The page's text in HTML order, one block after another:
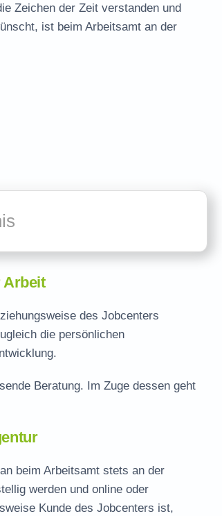
Zeichen der Zeit verstanden und
ist beim Arbeitsamt an der
Arbeit
des Jobcenters
die persönlichen
Beratung. Im Zuge dessen geht
beim Arbeitsamt stets an der
werden und online oder
Kunde des Jobcenters ist,